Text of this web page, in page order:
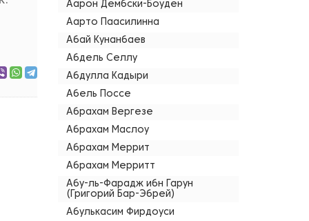
Аарон Дембски-Боуден
Аарто Паасилинна
Абай Кунанбаев
Абдель Селлу
Абдулла Кадыри
Абель Поссе
Абрахам Вергезе
Абрахам Маслоу
Абрахам Меррит
Абрахам Мерритт
Абу-ль-Фарадж ибн Гарун
(Григорий Бар-Эбрей)
Абулькасим Фирдоуси